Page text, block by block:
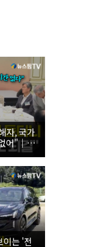
자, 국가
어"｜
는 '전